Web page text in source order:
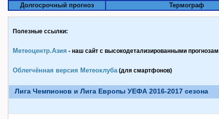
Долгосрочный прогноз
Термограф
Полезные ссылки:
Метеоцентр.Азия - наш сайт с высокодетализированными
Облегчённая версия Метеоклуба(для смартфонов)
Лига Чемпионов и Лига Европы УЕФА 2016-2017 сезона